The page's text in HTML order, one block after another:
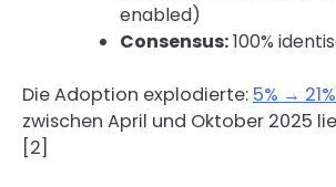
enabled)
Consensus:100%
Die Adoption explodierte: 5% →
zwischen April und Oktober 2025
[2]